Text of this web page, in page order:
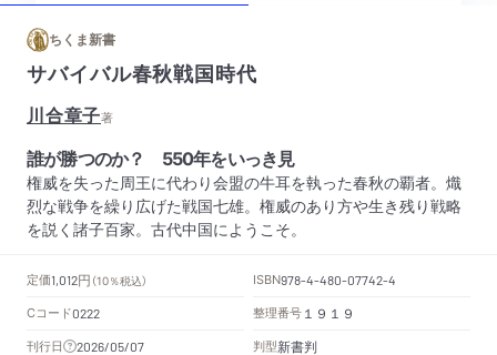
ちくま新書
サバイバル春秋戦国時代
川合章子著
誰が勝つのか？ 550年をいっき見
権威を失った周王に代わり会盟の牛耳を執った春秋の覇者。熾
烈な戦争を繰り広げた戦国七雄。権威のあり方や生き残り戦略
を説く諸子百家。古代中国にようこそ。
定価1,012円 （10％税込） ISBN978-4-480-07742-4
Cコード0222 整理番号 １９１９
刊行日 2026/05/07 判型新書判